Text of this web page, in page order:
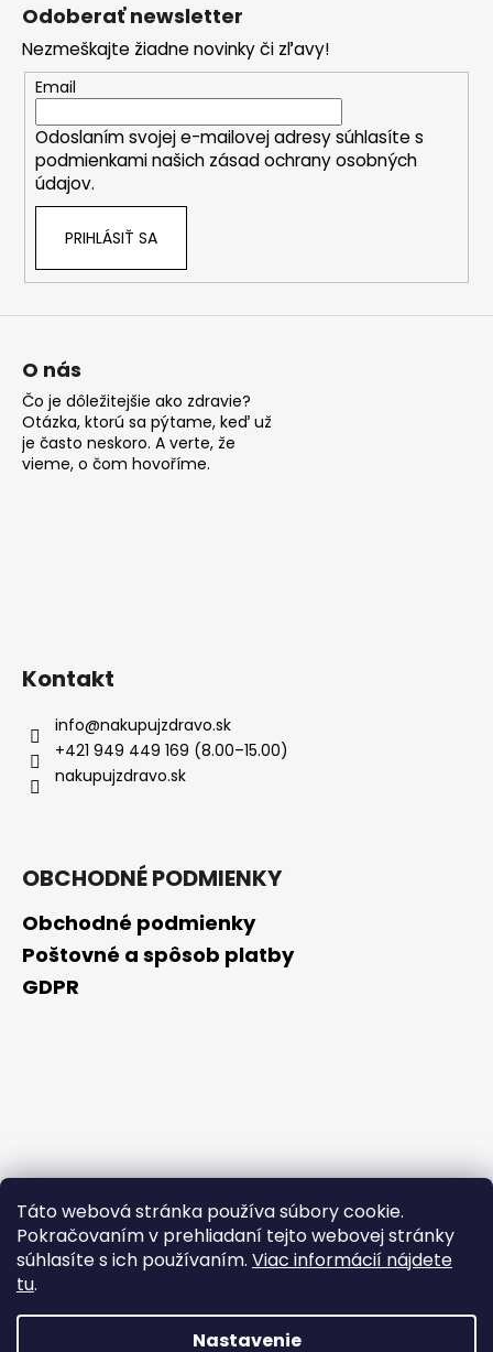
Táto webová stránka používa súbory cookie.
Pokračovaním v prehliadaní tejto webovej stránky
súhlasíte s ich používaním. Viac informácií nájdete
tu.
Nastavenie
Odoberať newsletter
Nezmeškajte žiadne novinky či zľavy!
Email
Odoslaním svojej e-mailovej adresy súhlasíte s
podmienkami našich zásad ochrany osobných
údajov.
PRIHLÁSIŤ SA
O nás
Čo je dôležitejšie ako zdravie?
Otázka, ktorú sa pýtame, keď už
je často neskoro. A verte, že
vieme, o čom hovoříme.
Kontakt
info@nakupujzdravo.sk
+421 949 449 169 (8.00–15.00)
nakupujzdravo.sk
OBCHODNÉ PODMIENKY
Obchodné podmienky
Poštovné a spôsob platby
GDPR